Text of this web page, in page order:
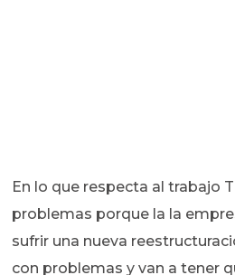
En lo que respecta al trabajo
problemas porque la la
sufrir una nueva
con problemas y van a tener